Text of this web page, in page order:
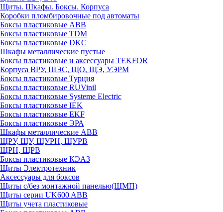
Щиты. Шкафы. Боксы. Корпуса
Коробки пломбировочные под автоматы
Боксы пластиковые ABB
Боксы пластиковые TDM
Боксы пластиковые DKC
Шкафы металлические пустые
Боксы пластиковые и аксессуары TEKFOR
Корпуса ВРУ, ШЭС, ЩО, ЩЭ, УЭРМ
Боксы пластиковые Турция
Боксы пластиковые RUVinil
Боксы пластиковые Systeme Electric
Боксы пластиковые IEK
Боксы пластиковые EKF
Боксы пластиковые ЭРА
Шкафы металлические ABB
ЩРУ, ЩУ, ЩУРН, ЩУРВ
ЩРН, ЩРВ
Боксы пластиковые КЭАЗ
Щиты Электротехник
Аксессуары для боксов
Щиты с/без монтажной панелью(ЩМП)
Щиты серии UK600 ABB
Щиты учета пластиковые